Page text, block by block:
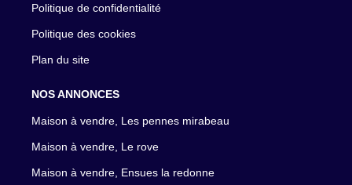
Politique de confidentialité
Politique des cookies
Plan du site
NOS ANNONCES
Maison à vendre, Les pennes mirabeau
Maison à vendre, Le rove
Maison à vendre, Ensues la redonne